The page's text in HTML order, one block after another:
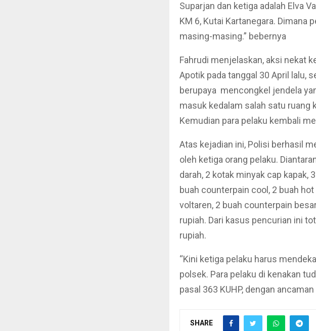
Suparjan dan ketiga adalah Elva
KM 6, Kutai Kartanegara. Dimana
masing-masing.” bebernya
Fahrudi menjelaskan, aksi nekat
Apotik pada tanggal 30 April lalu,
berupaya mencongkel jendela
masuk kedalam salah satu ruang
Kemudian para pelaku kembali
Atas kejadian ini, Polisi berhasil
oleh ketiga orang pelaku.
darah, 2 kotak minyak cap kapak,
buah counterpain cool, 2 buah
voltaren, 2 buah counterpain
rupiah. Dari kasus pencurian ini
rupiah.
“Kini ketiga pelaku harus
polsek. Para pelaku di kenakan
pasal 363 KUHP, dengan
SHARE